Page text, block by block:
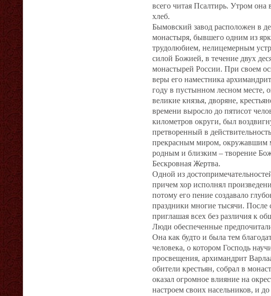
всего читая Псалтирь. Утром она
хлеб.
Бымовский завод расположен в
монастыря, бывшего одним из
трудолюбием, нелицемерным
силой Божией, в течение двух
монастырей России. При своем
веры его наместника
году в пустынном лесном месте,
великие князья, дворяне,
времени выросло до пятисот
километров округи, был
претворенный в
прекрасным миром, окружавшим
родным и близким – творение
Бескровная Жертва.
Одной из
причем хор исполнял
потому его пение создавало
праздники многие тысячи.
приглашая всех без различия к
Люди обеспеченные
Она как будто и была тем
человека, о котором Господь
просвещения, архимандрит
обители крестьян, собрал в
оказал огромное влияние на
настроем своих насельников, и